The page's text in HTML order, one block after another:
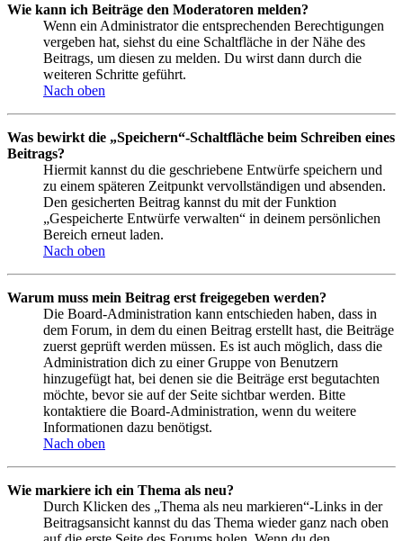
Wie kann ich Beiträge den Moderatoren melden?
Wenn ein Administrator die entsprechenden Berechtigungen
vergeben hat, siehst du eine Schaltfläche in der Nähe des
Beitrags, um diesen zu melden. Du wirst dann durch die
weiteren Schritte geführt.
Nach oben
Was bewirkt die „Speichern“-Schaltfläche beim Schreiben eines
Beitrags?
Hiermit kannst du die geschriebene Entwürfe speichern und
zu einem späteren Zeitpunkt vervollständigen und absenden.
Den gesicherten Beitrag kannst du mit der Funktion
„Gespeicherte Entwürfe verwalten“ in deinem persönlichen
Bereich erneut laden.
Nach oben
Warum muss mein Beitrag erst freigegeben werden?
Die Board-Administration kann entschieden haben, dass in
dem Forum, in dem du einen Beitrag erstellt hast, die Beiträge
zuerst geprüft werden müssen. Es ist auch möglich, dass die
Administration dich zu einer Gruppe von Benutzern
hinzugefügt hat, bei denen sie die Beiträge erst begutachten
möchte, bevor sie auf der Seite sichtbar werden. Bitte
kontaktiere die Board-Administration, wenn du weitere
Informationen dazu benötigst.
Nach oben
Wie markiere ich ein Thema als neu?
Durch Klicken des „Thema als neu markieren“-Links in der
Beitragsansicht kannst du das Thema wieder ganz nach oben